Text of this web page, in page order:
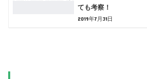
ても考察！
2019年7月31日